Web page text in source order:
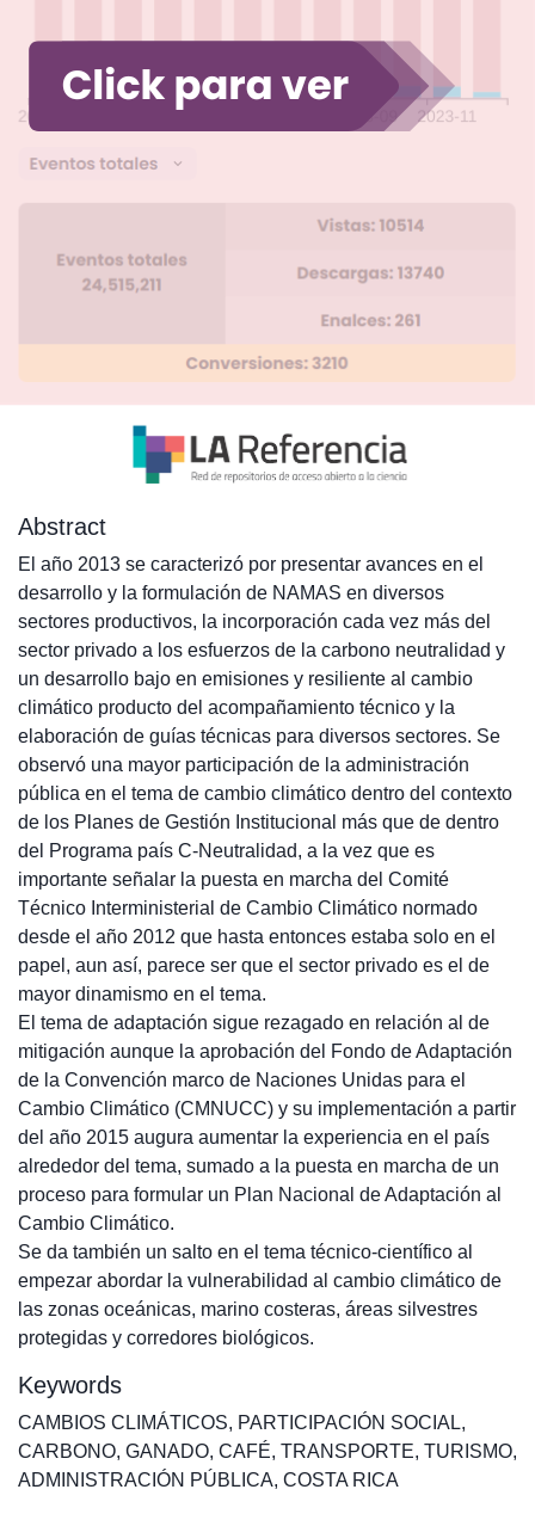
Abstract
El año 2013 se caracterizó por presentar avances en el
desarrollo y la formulación de NAMAS en diversos
sectores productivos, la incorporación cada vez más del
sector privado a los esfuerzos de la carbono neutralidad y
un desarrollo bajo en emisiones y resiliente al cambio
climático producto del acompañamiento técnico y la
elaboración de guías técnicas para diversos sectores. Se
observó una mayor participación de la administración
pública en el tema de cambio climático dentro del contexto
de los Planes de Gestión Institucional más que de dentro
del Programa país C-Neutralidad, a la vez que es
importante señalar la puesta en marcha del Comité
Técnico Interministerial de Cambio Climático normado
desde el año 2012 que hasta entonces estaba solo en el
papel, aun así, parece ser que el sector privado es el de
mayor dinamismo en el tema.
El tema de adaptación sigue rezagado en relación al de
mitigación aunque la aprobación del Fondo de Adaptación
de la Convención marco de Naciones Unidas para el
Cambio Climático (CMNUCC) y su implementación a partir
del año 2015 augura aumentar la experiencia en el país
alrededor del tema, sumado a la puesta en marcha de un
proceso para formular un Plan Nacional de Adaptación al
Cambio Climático.
Se da también un salto en el tema técnico-científico al
empezar abordar la vulnerabilidad al cambio climático de
las zonas oceánicas, marino costeras, áreas silvestres
protegidas y corredores biológicos.
Keywords
CAMBIOS CLIMÁTICOS, PARTICIPACIÓN SOCIAL,
CARBONO, GANADO, CAFÉ, TRANSPORTE, TURISMO,
ADMINISTRACIÓN PÚBLICA, COSTA RICA